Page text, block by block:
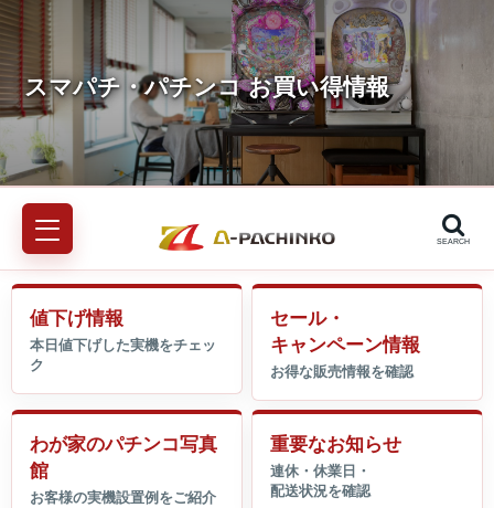
SEARCH
値下げ情報
セール・
キャンペーン情報
わが家のパチンコ写真
館
重要なお知らせ